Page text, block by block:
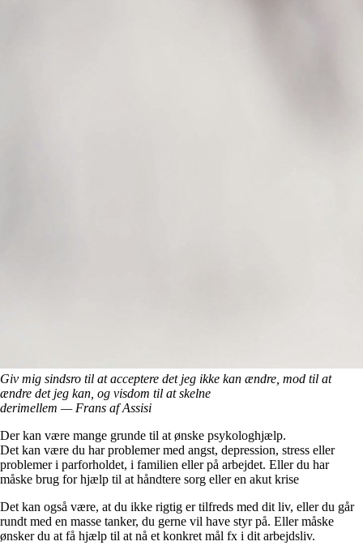
Giv mig sindsro til at acceptere det jeg ikke kan ændre, mod til at
ændre det jeg kan, og visdom til at skelne
derimellem — Frans af Assisi
Der kan være mange grunde til at ønske psykologhjælp.
Det kan være du har problemer med angst, depression, stress eller
problemer i parforholdet, i familien eller på arbejdet. Eller du har
måske brug for hjælp til at håndtere sorg eller en akut krise
Det kan også være, at du ikke rigtig er tilfreds med dit liv, eller du går
rundt med en masse tanker, du gerne vil have styr på. Eller måske
ønsker du at få hjælp til at nå et konkret mål fx i dit arbejdsliv.